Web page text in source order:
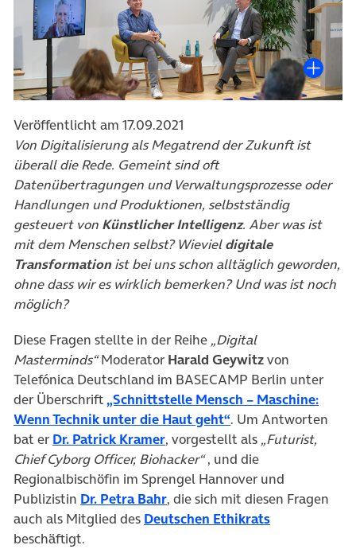
Veröffentlicht am 17.09.2021
Von Digitalisierung als Megatrend der Zukunft ist
überall die Rede. Gemeint sind oft
Datenübertragungen und Verwaltungsprozesse oder
Handlungen und Produktionen, selbstständig
gesteuert von Künstlicher Intelligenz. Aber was ist
mit dem Menschen selbst? Wievieldigitale
Transformationist bei uns schon alltäglich geworden,
ohne dass wir es wirklich bemerken? Und was ist noch
möglich?
Diese Fragen stellte in der Reihe „Digital
Masterminds“Moderator Harald Geywitzvon
Telefónica Deutschland im BASECAMP Berlin unter
der Überschrift„Schnittstelle Mensch – Maschine:
Wenn Technik unter die Haut geht“(öffnet in neuem
. Um Antworten
bat er Dr. Patrick Kramer(öffnet in neuem Tab)
, vorgestellt als „Futurist,
Chief Cyborg Officer, Biohacker“, und die
Regionalbischöfin im Sprengel Hannover und
Publizistin Dr. Petra Bahr(öffnet in neuem Tab)
, die sich mit diesen Fragen
auch als Mitglied des Deutschen Ethikrats(öffnet in
beschäftigt.